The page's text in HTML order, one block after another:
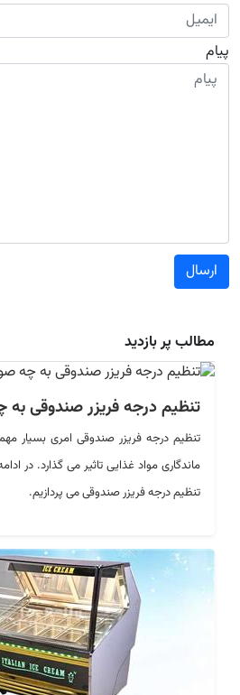
پیام
ارسال
مطالب پر بازدید
تنظیم درجه فریزر صندوقی
تنظیم درجه فریزر صندوقی امری بسیار
ماندگاری مواد غذایی تاثیر می گذارد. در
تنظیم درجه فریزر صندوقی می پردازیم.